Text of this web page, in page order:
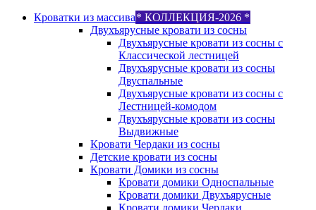
Кроватки из массива* КОЛЛЕКЦИЯ-2026 *
Двухъярусные кровати из сосны
Двухъярусные кровати из сосны с
Классической лестницей
Двухъярусные кровати из сосны
Двуспальные
Двухъярусные кровати из сосны с
Лестницей-комодом
Двухъярусные кровати из сосны
Выдвижные
Кровати Чердаки из сосны
Детские кровати из сосны
Кровати Домики из сосны
Кровати домики Односпальные
Кровати домики Двухъярусные
Кровати домики Чердаки